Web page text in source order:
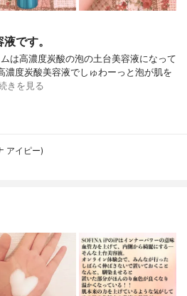
です。
は高濃度炭酸の泡の土台美容液になって
濃度炭酸美容液でしゅわーっと泡が肌を
きを見る
アイピー)